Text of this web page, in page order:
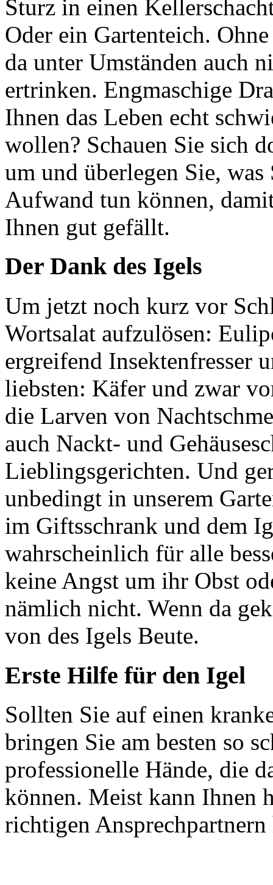
Sturz in einen
Oder ein Gartenteich.
da unter Umständen auch
ertrinken. Engmaschige
Ihnen das Leben echt
wollen? Schauen Sie sich
um und überlegen Sie,
Aufwand tun können,
Ihnen gut gefällt.
Der Dank des Igels
Um jetzt noch kurz vor
Wortsalat aufzulösen:
ergreifend Insektenfresser
liebsten: Käfer und zwar
die Larven von
auch Nackt- und
Lieblingsgerichten. Und
unbedingt in unserem
im Giftsschrank und dem
wahrscheinlich für alle
keine Angst um ihr Obst
nämlich nicht. Wenn da
von des Igels Beute.
Erste Hilfe für den Igel
Sollten Sie auf einen
bringen Sie am besten so
professionelle Hände, die
können. Meist kann Ihnen
richtigen